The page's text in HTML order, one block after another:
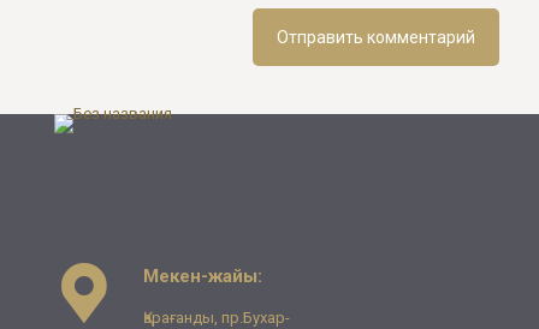
Мекен-жайы:
Қарағанды, пр.Бухар-